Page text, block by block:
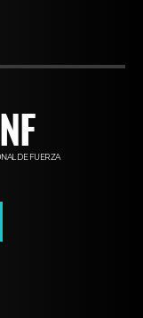
DE FUERZA